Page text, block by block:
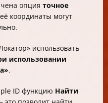
опция точное
координаты могут
использовать
использовании
.
ID функцию Найти